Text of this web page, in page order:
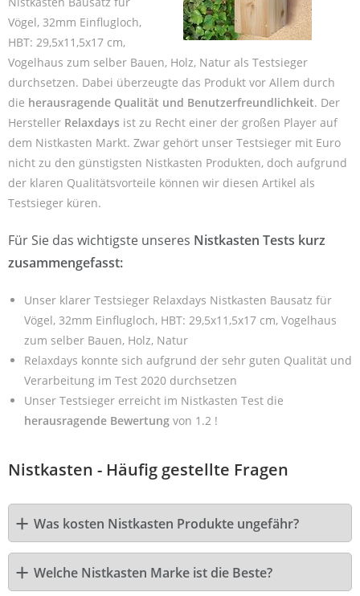
Vögel, 32mm Einflugloch,
HBT: 29,5x11,5x17 cm,
Vogelhaus zum selber Bauen, Holz, Natur als Testsieger
durchsetzen. Dabei überzeugte das Produkt vor Allem durch
die herausragende Qualität und Benutzerfreundlichkeit. Der
Hersteller Relaxdays ist zu Recht einer der großen Player auf
dem Nistkasten Markt. Zwar gehört unser Testsieger mit Euro
nicht zu den günstigsten Nistkasten Produkten, doch aufgrund
der klaren Qualitätsvorteile können wir diesen Artikel als
Testsieger küren.
Für Sie das wichtigste unseres Nistkasten Tests kurz
zusammengefasst:
Unser klarer Testsieger Relaxdays Nistkasten Bausatz für
Vögel, 32mm Einflugloch, HBT: 29,5x11,5x17 cm, Vogelhaus
zum selber Bauen, Holz, Natur
Relaxdays konnte sich aufgrund der sehr guten Qualität und
Verarbeitung im Test 2020 durchsetzen
Unser Testsieger erreicht im Nistkasten Test die
herausragende Bewertung von 1.2 !
Nistkasten - Häufig gestellte Fragen
Was kosten Nistkasten Produkte ungefähr?
Welche Nistkasten Marke ist die Beste?